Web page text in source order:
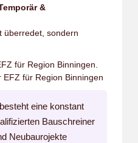
&
überredet, sondern
für Region Binningen.
für Region Binningen
eine konstant
Bauschreiner
Neubaurojekte